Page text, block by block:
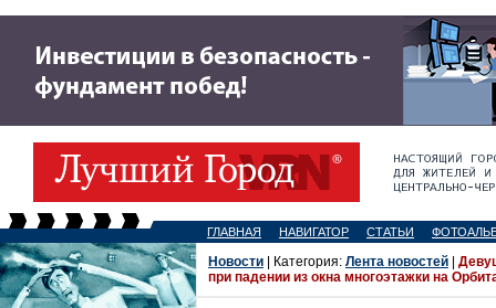
ГЛАВНАЯ НАВИГАТОР СТАТЬИ
Новости | Категория: Лента новостей
при падении из окна многоэтажки на